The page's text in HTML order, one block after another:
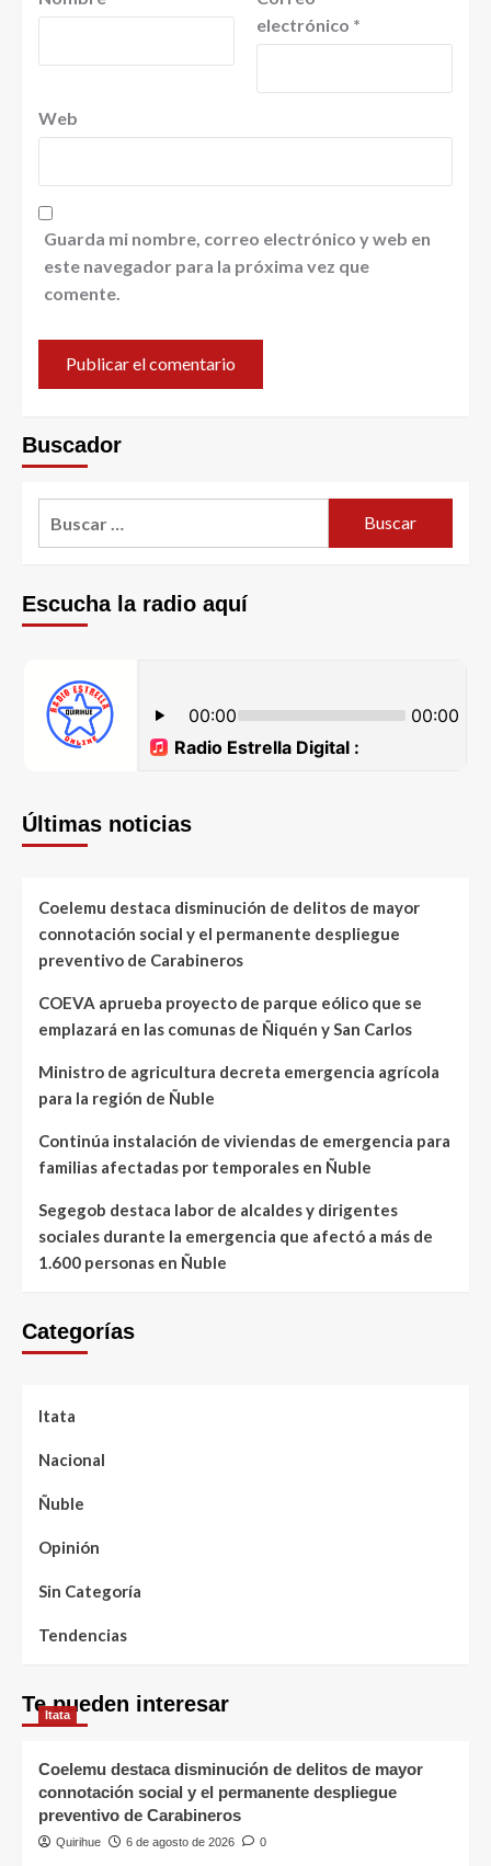
electrónico *
Web
Guarda mi nombre, correo electrónico y web en
este navegador para la próxima vez que
comente.
Buscador
Escucha la radio aquí
Últimas noticias
Coelemu destaca disminución de delitos de mayor
connotación social y el permanente despliegue
preventivo de Carabineros
COEVA aprueba proyecto de parque eólico que se
emplazará en las comunas de Ñiquén y San Carlos
Ministro de agricultura decreta emergencia agrícola
para la región de Ñuble
Continúa instalación de viviendas de emergencia para
familias afectadas por temporales en Ñuble
Segegob destaca labor de alcaldes y dirigentes
sociales durante la emergencia que afectó a más de
1.600 personas en Ñuble
Categorías
Itata
Nacional
Ñuble
Opinión
Sin Categoría
Tendencias
Te pueden interesar
Itata
Coelemu destaca disminución de delitos de mayor
connotación social y el permanente despliegue
preventivo de Carabineros
Quirihue 6 de agosto de 2026 0